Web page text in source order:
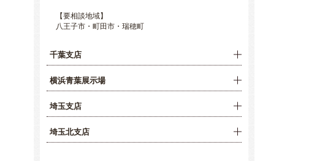
【要相談地域】
八王子市・町田市・瑞穂町
千葉支店
横浜青葉展示場
埼玉支店
埼玉北支店